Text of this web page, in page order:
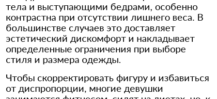
тела и выступающими бедрами, особенно
контрастна при отсутствии лишнего веса. В
большинстве случаев это доставляет
эстетический дискомфорт и накладывает
определенные ограничения при выборе
стиля и размера одежды.
Чтобы скорректировать фигуру и избавиться
от диспропорции, многие девушки